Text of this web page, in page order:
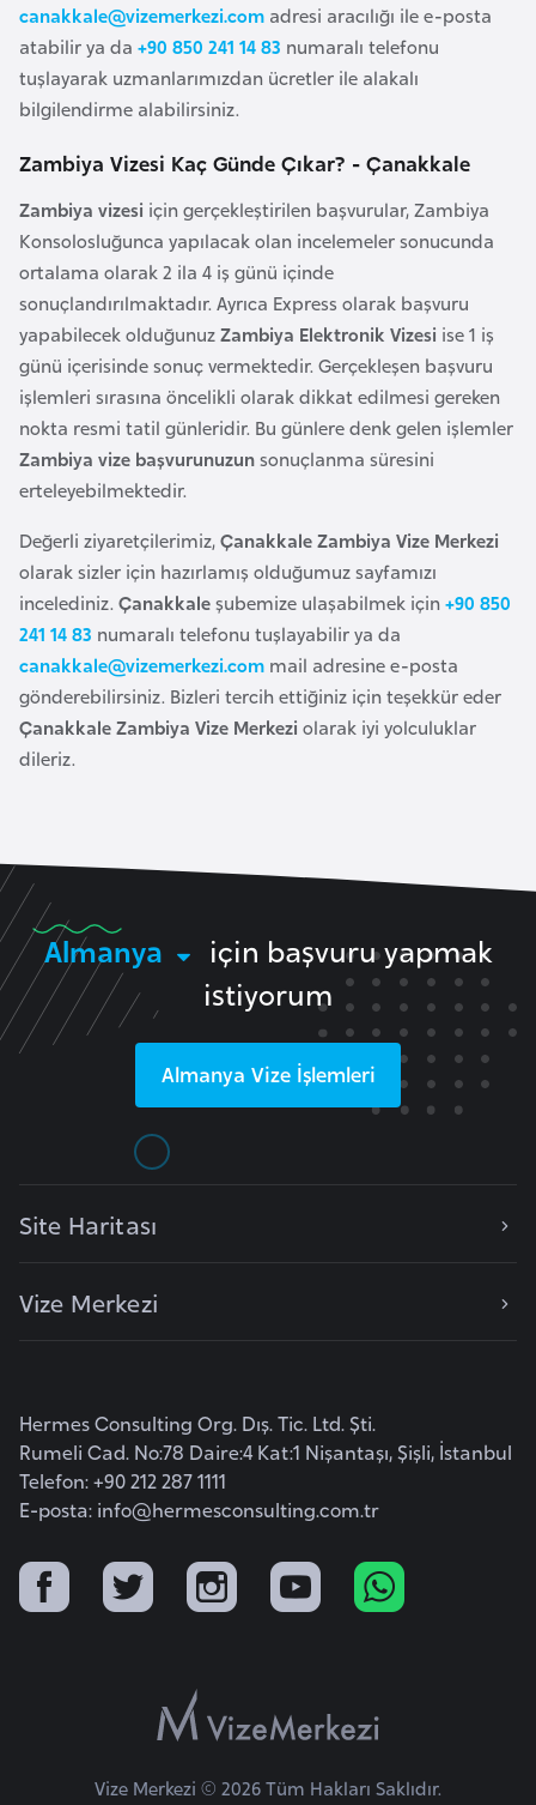
canakkale@vizemerkezi.com adresi aracılığı ile e-posta
atabilir ya da +90 850 241 14 83 numaralı telefonu
tuşlayarak uzmanlarımızdan ücretler ile alakalı
bilgilendirme alabilirsiniz.
Zambiya Vizesi Kaç Günde Çıkar? - Çanakkale
Zambiya vizesi için gerçekleştirilen başvurular, Zambiya
Konsolosluğunca yapılacak olan incelemeler sonucunda
ortalama olarak 2 ila 4 iş günü içinde
sonuçlandırılmaktadır. Ayrıca Express olarak başvuru
yapabilecek olduğunuzZambiya Elektronik Vizesi ise 1 iş
günü içerisinde sonuç vermektedir. Gerçekleşen başvuru
işlemleri sırasına öncelikli olarak dikkat edilmesi gereken
nokta resmi tatil günleridir. Bu günlere denk gelen işlemler
Zambiya vize başvurunuzunsonuçlanma süresini
erteleyebilmektedir.
Değerli ziyaretçilerimiz,Çanakkale Zambiya Vize Merkezi
olarak sizler için hazırlamış olduğumuz sayfamızı
incelediniz. Çanakkaleşubemize ulaşabilmek için+90 850
241 14 83 numaralı telefonu tuşlayabilir ya da
canakkale@vizemerkezi.com mail adresine e-posta
gönderebilirsiniz. Bizleri tercih ettiğiniz için teşekkür eder
Çanakkale Zambiya Vize Merkezi olarak iyi yolculuklar
dileriz.
Almanya
için başvuru yapmak
istiyorum
Almanya Vize İşlemleri
Site Haritası
Vize Merkezi
Hermes Consulting Org. Dış. Tic. Ltd. Şti.
Rumeli Cad. No:78 Daire:4 Kat:1 Nişantaşı, Şişli, İstanbul
Telefon: +90 212 287 1111
E-posta: info@hermesconsulting.com.tr
Vize Merkezi © 2026 Tüm Hakları Saklıdır.
r
C
i
b
u
t
i
Ç
i
n
D
a
i
m
o
k
r
n
l
g
a
r
s
t